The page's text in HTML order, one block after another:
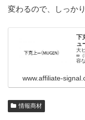
変わるので、しっか
下
ュ
大
∞（
容
www.affiliate-
情報商材